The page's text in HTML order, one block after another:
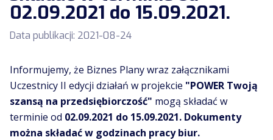
02.09.2021 do 15.09.2021.
Data publikacji: 2021-08-24
Informujemy, że Biznes Plany wraz załącznikami
Uczestnicy II edycji działań w projekcie "POWER Twoją
szansą na przedsiębiorczość" mogą składać w
terminie od 02.09.2021 do 15.09.2021. Dokumenty
można składać w godzinach pracy biur.